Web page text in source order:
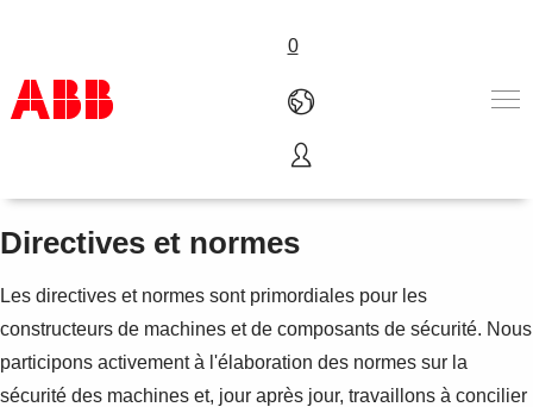
0
Produits & Services
Services
A propos
Carrières
Sécurité des machines
Directives et normes
Les directives et normes sont primordiales pour les
constructeurs de machines et de composants de sécurité. Nous
participons activement à l'élaboration des normes sur la
sécurité des machines et, jour après jour, travaillons à concilier